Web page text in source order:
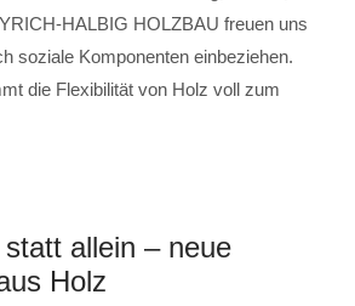
HALBIG HOLZBAU freuen uns
soziale Komponenten einbeziehen.
die Flexibilität von Holz voll zum
allein – neue
Holz